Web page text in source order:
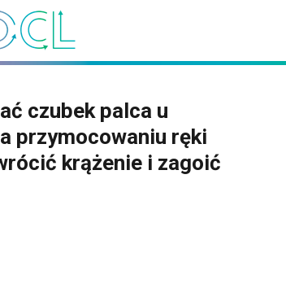
czubek palca u
przymocowaniu ręki
krążenie i zagoić